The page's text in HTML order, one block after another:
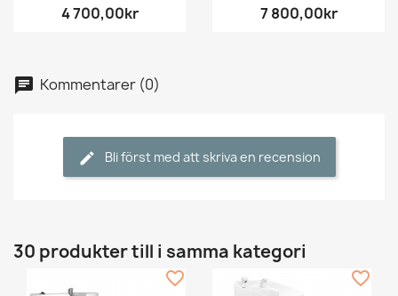
4 700,00kr 7 800,00kr
Kommentarer (0)
Bli först med att skriva en recension
30 produkter till i samma kategori
favorite_border favorite_border